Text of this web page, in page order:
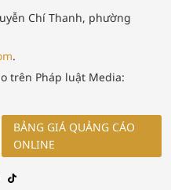
Chí Thanh, phường
.
trên Pháp luật Media:
BẢNG GIÁ QUẢNG CÁO
ONLINE